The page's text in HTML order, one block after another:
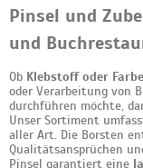
Pinsel und
und
Ob Klebstoff oder Farbe
oder Verarbeitung von
durchführen möchte,
Unser Sortiment
aller Art. Die Borsten
Qualitätsansprüchen
Pinsel garantiert eine